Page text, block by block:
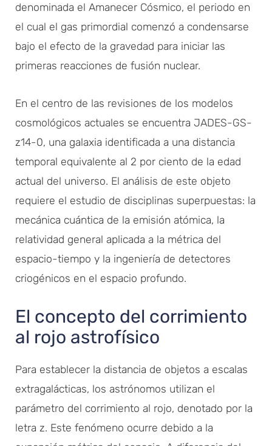
denominada el Amanecer Cósmico, el periodo en
el cual el gas primordial comenzó a condensarse
bajo el efecto de la gravedad para iniciar las
primeras reacciones de fusión nuclear.
En el centro de las revisiones de los modelos
cosmológicos actuales se encuentra JADES-GS-
z14-0, una galaxia identificada a una distancia
temporal equivalente al 2 por ciento de la edad
actual del universo. El análisis de este objeto
requiere el estudio de disciplinas superpuestas: la
mecánica cuántica de la emisión atómica, la
relatividad general aplicada a la métrica del
espacio-tiempo y la ingeniería de detectores
criogénicos en el espacio profundo.
El concepto del corrimiento
al rojo astrofísico
Para establecer la distancia de objetos a escalas
extragalácticas, los astrónomos utilizan el
parámetro del corrimiento al rojo, denotado por la
letra z. Este fenómeno ocurre debido a la